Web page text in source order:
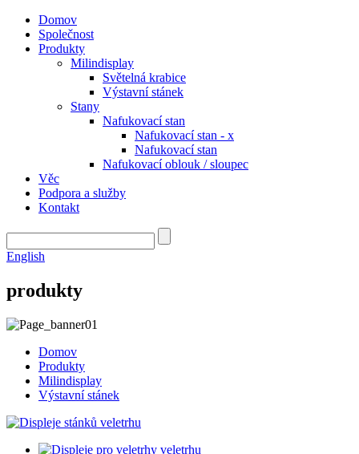
Domov
Společnost
Produkty
Milindisplay
Světelná krabice
Výstavní stánek
Stany
Nafukovací stan
Nafukovací stan - x
Nafukovací stan
Nafukovací oblouk / sloupec
Věc
Podpora a služby
Kontakt
English
produkty
Domov
Produkty
Milindisplay
Výstavní stánek